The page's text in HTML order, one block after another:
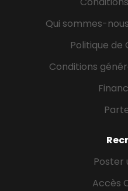
bienveillance, et
Qui sommes-
Politique de
Conditions
Poster
Accès